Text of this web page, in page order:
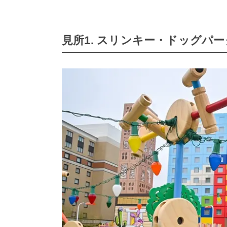
見所1. スリンキー・ドッグパ